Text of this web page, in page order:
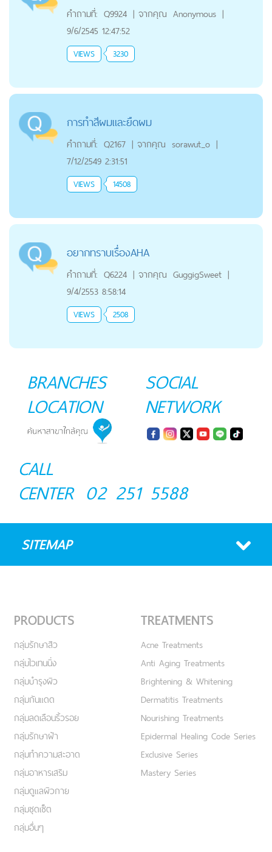
คำถามที่: Q9924 | จากคุณ Anonymous |
9/6/2545 12:47:52
VIEWS 3230
การทำสีผมและยืดผม
คำถามที่: Q2167 | จากคุณ sorawut_o |
7/12/2549 2:31:51
VIEWS 14508
อยากทราบเรื่องAHA
คำถามที่: Q6224 | จากคุณ GuggigSweet |
9/4/2553 8:58:14
VIEWS 2508
BRANCHES
LOCATION
SOCIAL
NETWORK
CALL
CENTER 02 251 5588
SITEMAP
PRODUCTS
กลุ่มรักษาสิว
กลุ่มไวเทนนิ่ง
กลุ่มบำรุงผิว
กลุ่มกันแดด
กลุ่มลดเลือนริ้วรอย
กลุ่มรักษาฝ้า
กลุ่มทำความสะอาด
กลุ่มอาหารเสริม
กลุ่มดูแลผิวกาย
กลุ่มชุดเซ็ต
กลุ่มอื่นๆ
TREATMENTS
Acne Treatments
Anti Aging Treatments
Brightening & Whitening
Dermatitis Treatments
Nourishing Treatments
Epidermal Healing Code Series
Exclusive Series
Mastery Series